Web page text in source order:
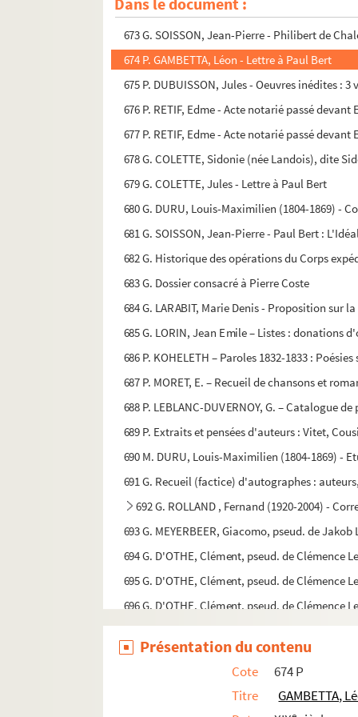
672. Cote VACANTE
673 G. SOISSON, Jean-Pierre - Philibert de
674 P. GAMBETTA, Léon - Lettre à Paul Bert
675 P. DUBUISSON, Jules - Oeuvres inédites : 3
676 P. RETIF, Edme - Acte notarié passé
677 P. RETIF, Edme - Acte notarié passé
678 G. COLETTE, Sidonie (née Landois), dite
679 G. COLETTE, Jules - Lettre à Paul Bert
680 G. DURU, Louis-Maximilien (1804-1869) -
681 G. SOISSON, Jean-Pierre - Paul Bert :
682 G. Historique des opérations du Corps
683 G. Dossier consacré à Pierre Coste
684 G. LARABIT, Marie Denis - Proposition
685 G. LORIN, Jean Emile – Listes : donations
686 P. KOHELETH – Paroles 1832-1833 :
687 P. MORET, E. – Recueil de chansons et
688 P. LEBLANC-DUVERNOY, G. – Catalogue
689 P. Extraits et pensées d'auteurs : Vitet,
690 M. DURU, Louis-Maximilien (1804-1869) -
691 G. Recueil (factice) d'autographes :
692 G. ROLLAND , Fernand (1920-2004) -
693 G. MEYERBEER, Giacomo, pseud. de
694 G. D'OTHE, Clément, pseud. de Clémence
695 G. D'OTHE, Clément, pseud. de Clémence
696 G. D'OTHE, Clément, pseud. de Clémence
697 G. D'OTHE, Clément, pseud. de Clémence
698 G. O'BETNOR, pseud. de Bernot - Le
699 G. O'BETNOR, pseud. de Bernot - Entre
700 G. LAUBRY, Jean-Jacques (1916-2001) -
Présentation du contenu
Cote
674 P
Titre
GAMBETTA,